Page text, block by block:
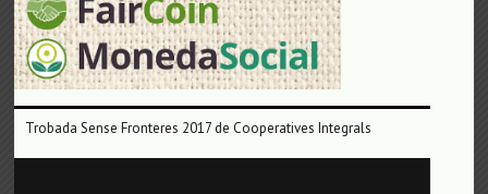
Trobada Sense Fronteres 2017 de Cooperatives Integrals